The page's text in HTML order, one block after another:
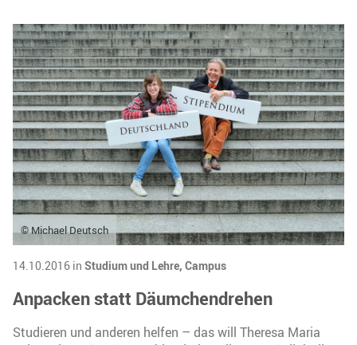
© Michael Deutsch
14.10.2016 in Studium und Lehre, Campus
Anpacken statt Däumchendrehen
Studieren und anderen helfen – das will Theresa Maria